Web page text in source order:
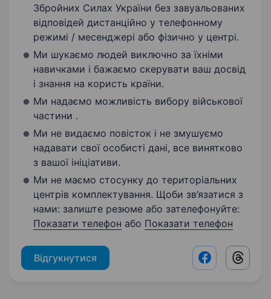
Збройних Силах України без завуальованих
відповідей дистанційно у телефонному
режимі / месенджері або фізично у центрі.
Ми шукаємо людей виключно за їхніми
навичками і бажаємо скерувати ваш досвід
і знання на користь країни.
Ми надаємо можливість вибору військової
частини .
Ми не видаємо повісток і не змушуємо
надавати свої особисті дані, все винятково
з вашої ініціативи.
Ми не маємо стосунку до територіальних
центрів комплектування. Щоби зв’язатися з
нами: залиште резюме або зателефонуйте:
Показати телефон або Показати телефон
Відгукнутися Facebook